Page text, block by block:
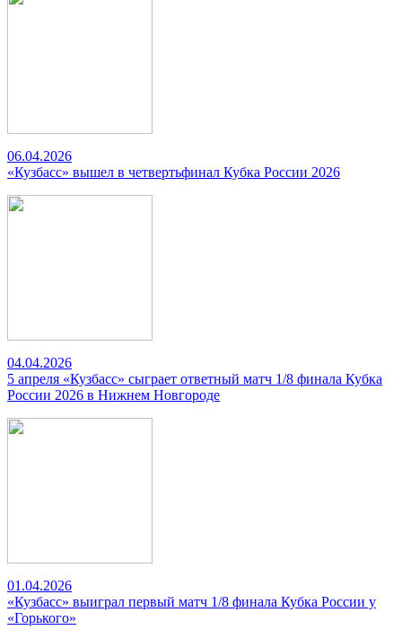
06.04.2026
«Кузбасс» вышел в четвертьфинал Кубка России 2026
04.04.2026
5 апреля «Кузбасс» сыграет ответный матч 1/8 финала Кубка
России 2026 в Нижнем Новгороде
01.04.2026
«Кузбасс» выиграл первый матч 1/8 финала Кубка России у
«Горького»